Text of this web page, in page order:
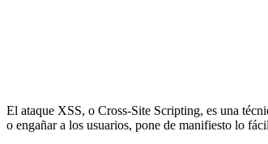
El ataque XSS, o Cross-Site Scripting, es una
o engañar a los usuarios, pone de manifiesto lo